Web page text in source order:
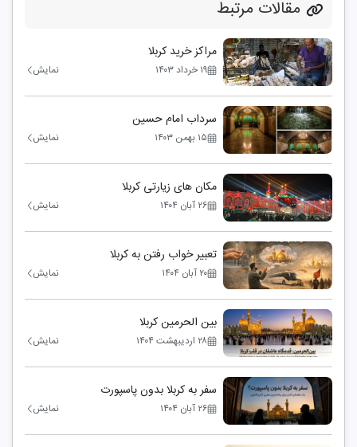
مقالات مرتبط
مراکز خرید کربلا
۱۹ خرداد ۱۴۰۳ نمایش
سرداب امام حسین
۱۵ بهمن ۱۴۰۳ نمایش
مکان های زیارتی کربلا
۲۶ آبان ۱۴۰۴ نمایش
تعبیر خواب رفتن به کربلا
۲۰ آبان ۱۴۰۴ نمایش
بین الحرمین کربلا
۲۸ اردیبهشت ۱۴۰۴ نمایش
سفر به کربلا بدون پاسپورت
۲۶ آبان ۱۴۰۴ نمایش